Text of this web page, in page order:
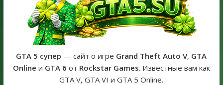
Получайте особые награды в GTA Online по программе
Fine Art Collector
GTA 6 официальная обложка игры и Предзаказ Grand Theft
Auto VI
GTA 5 супер — сайт о игре Grand Theft Auto V, GTA
Online и GTA 6 от Rockstar Games. Известные вам как
GTA V, GTA VI и GTA 5 Online.